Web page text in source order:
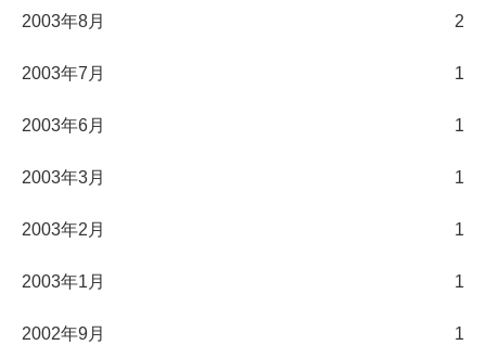
2003年8月 2
2003年7月 1
2003年6月 1
2003年3月 1
2003年2月 1
2003年1月 1
2002年9月 1